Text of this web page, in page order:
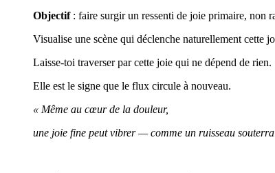
Objectif: faire surgir un ressenti de joie primaire, non
Visualise une scène qui déclenche naturellement cette
Laisse-toi traverser par cette joie qui ne dépend de rien.
Elle est le signe que le flux circule à nouveau.
« Même au cœur de la douleur,
une joie fine peut vibrer — comme un ruisseau